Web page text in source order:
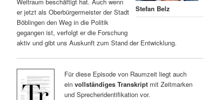
Stefan Belz
er jetzt als Oberbürgermeister der Stadt
Böblingen den Weg in die Politik
gegangen ist, verfolgt er die Forschung
aktiv und gibt uns Auskunft zum Stand der Entwicklung.
Für diese Episode von Raumzeit liegt auch
ein vollständiges Transkriptmit Zeitmarken
und Sprecheridentifikation vor.